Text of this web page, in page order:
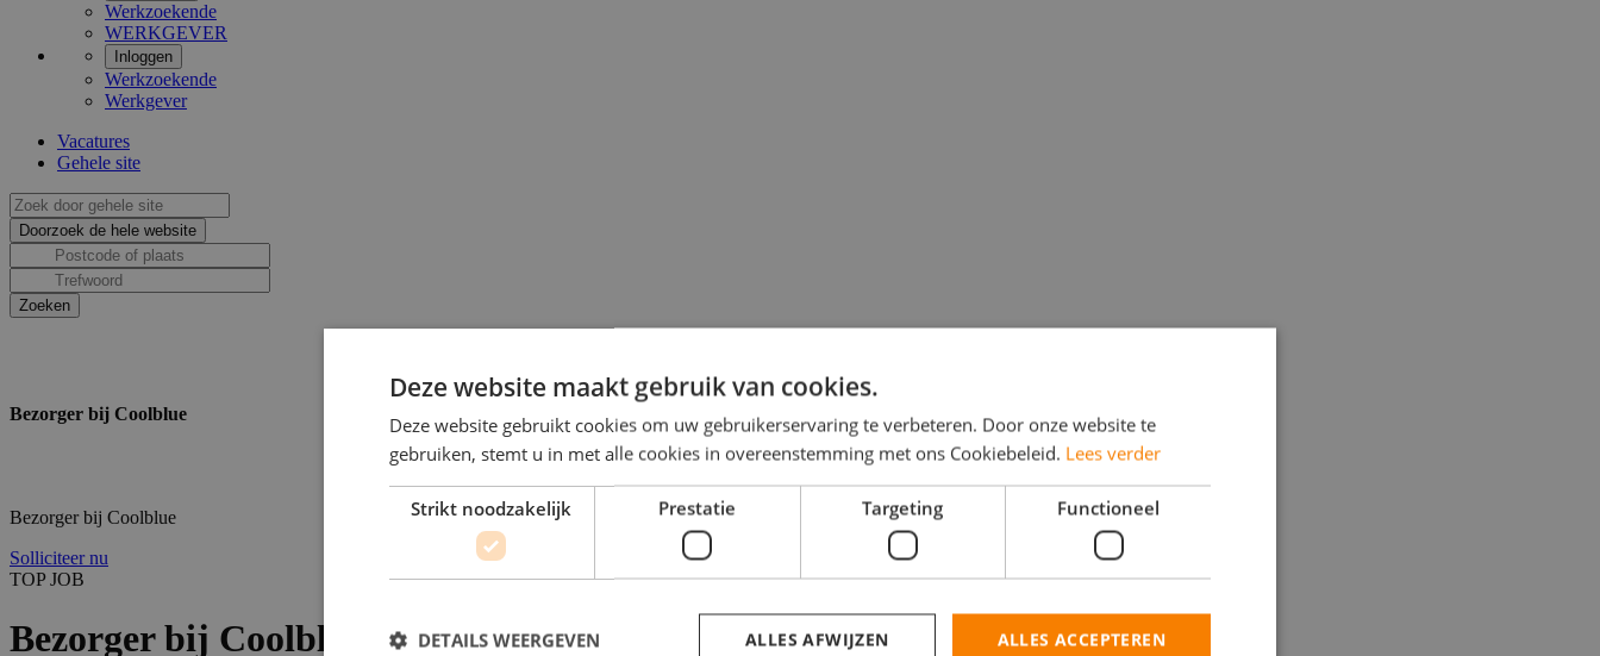
Werkzoekende
WERKGEVER
Inloggen
Werkzoekende
Werkgever
Vacatures
Gehele site
Bezorger bij Coolblue
Bezorger bij Coolblue
Solliciteer nu
TOP JOB
Bezorger bij Coolblue
Deze website maakt gebruik van cookies.
Deze website gebruikt cookies om uw gebruikerservaring te verbeteren. Door onze website te
gebruiken, stemt u in met alle cookies in overeenstemming met ons Cookiebeleid. Lees verder
Strikt noodzakelijk Prestatie Targeting Functioneel
ALLES ACCEPTEREN
ALLES AFWIJZEN
DETAILS WEERGEVEN